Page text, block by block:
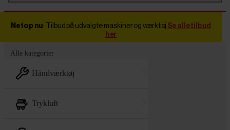
Netop nu: Tilbud på udvalgte maskiner og værktøj Se alle tilbud
her
Alle kategorier
håndværktøj
trykluft